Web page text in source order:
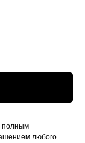
полным
любого